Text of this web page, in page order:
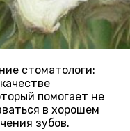
стоматологи:
помогает не
в хорошем
зубов.